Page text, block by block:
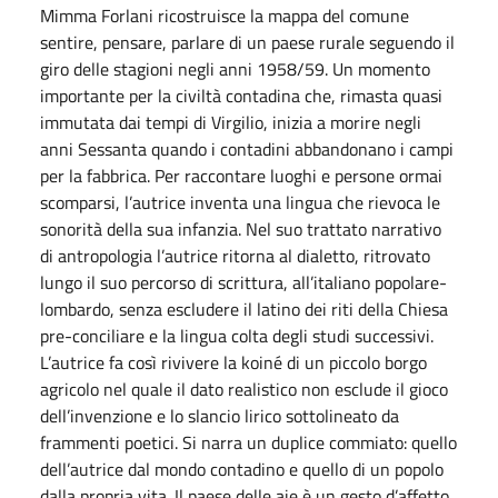
Mimma Forlani ricostruisce la mappa del comune
sentire, pensare, parlare di un paese rurale seguendo il
giro delle stagioni negli anni 1958/59. Un momento
importante per la civiltà contadina che, rimasta quasi
immutata dai tempi di Virgilio, inizia a morire negli
anni Sessanta quando i contadini abbandonano i campi
per la fabbrica. Per raccontare luoghi e persone ormai
scomparsi, l’autrice inventa una lingua che rievoca le
sonorità della sua infanzia. Nel suo trattato narrativo
di antropologia l’autrice ritorna al dialetto, ritrovato
lungo il suo percorso di scrittura, all’italiano popolare-
lombardo, senza escludere il latino dei riti della Chiesa
pre-conciliare e la lingua colta degli studi successivi.
L’autrice fa così rivivere la koiné di un piccolo borgo
agricolo nel quale il dato realistico non esclude il gioco
dell’invenzione e lo slancio lirico sottolineato da
frammenti poetici. Si narra un duplice commiato: quello
dell’autrice dal mondo contadino e quello di un popolo